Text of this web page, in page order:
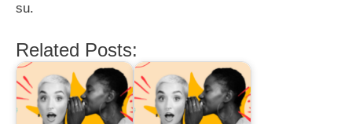
su.
Related Posts: